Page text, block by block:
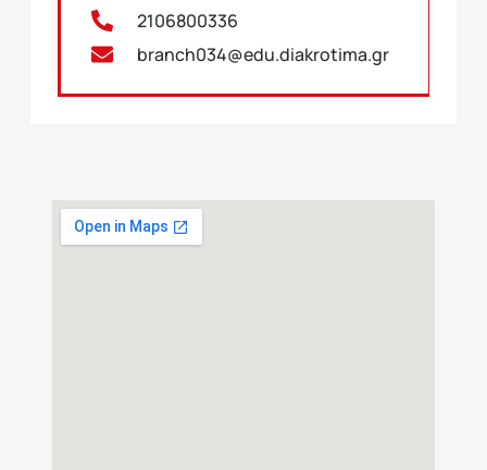
2106800336
branch034@edu.diakrotima.gr